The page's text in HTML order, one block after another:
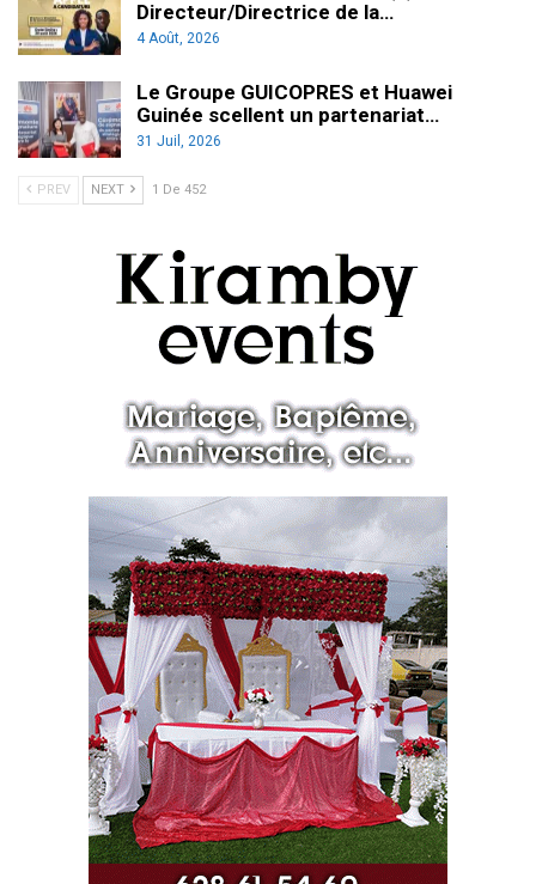
Directeur/Directrice de la…
4 Août, 2026
Le Groupe GUICOPRES et Huawei
Guinée scellent un partenariat…
31 Juil, 2026
PREV NEXT 1 De 452